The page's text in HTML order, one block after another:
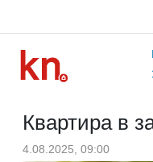
Квартира в
4.08.2025, 09:00